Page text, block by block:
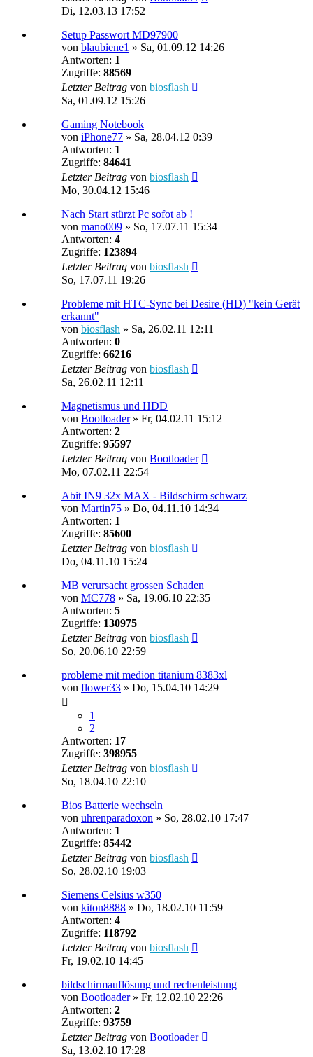
Di, 12.03.13 17:52
Setup Passwort MD97900
von blaubiene1 » Sa, 01.09.12 14:26
Antworten: 1
Zugriffe: 88569
Letzter Beitrag von biosflash
Sa, 01.09.12 15:26
Gaming Notebook
von iPhone77 » Sa, 28.04.12 0:39
Antworten: 1
Zugriffe: 84641
Letzter Beitrag von biosflash
Mo, 30.04.12 15:46
Nach Start stürzt Pc sofot ab !
von mano009 » So, 17.07.11 15:34
Antworten: 4
Zugriffe: 123894
Letzter Beitrag von biosflash
So, 17.07.11 19:26
Probleme mit HTC-Sync bei Desire (HD) "kein Gerät
erkannt"
von biosflash » Sa, 26.02.11 12:11
Antworten: 0
Zugriffe: 66216
Letzter Beitrag von biosflash
Sa, 26.02.11 12:11
Magnetismus und HDD
von Bootloader» Fr, 04.02.11 15:12
Antworten: 2
Zugriffe: 95597
Letzter Beitrag von Bootloader
Mo, 07.02.11 22:54
Abit IN9 32x MAX - Bildschirm schwarz
von Martin75 » Do, 04.11.10 14:34
Antworten: 1
Zugriffe: 85600
Letzter Beitrag von biosflash
Do, 04.11.10 15:24
MB verursacht grossen Schaden
von MC778 » Sa, 19.06.10 22:35
Antworten: 5
Zugriffe: 130975
Letzter Beitrag von biosflash
So, 20.06.10 22:59
probleme mit medion titanium 8383xl
von flower33 » Do, 15.04.10 14:29
1
2
Antworten: 17
Zugriffe: 398955
Letzter Beitrag von biosflash
So, 18.04.10 22:10
Bios Batterie wechseln
von uhrenparadoxon » So, 28.02.10 17:47
Antworten: 1
Zugriffe: 85442
Letzter Beitrag von biosflash
So, 28.02.10 19:03
Siemens Celsius w350
von kiton8888 » Do, 18.02.10 11:59
Antworten: 4
Zugriffe: 118792
Letzter Beitrag von biosflash
Fr, 19.02.10 14:45
bildschirmauflösung und rechenleistung
von Bootloader» Fr, 12.02.10 22:26
Antworten: 2
Zugriffe: 93759
Letzter Beitrag von Bootloader
Sa, 13.02.10 17:28